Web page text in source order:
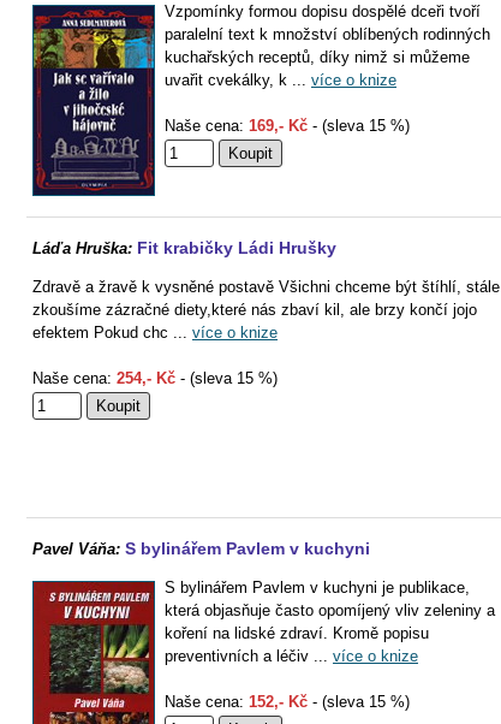
Vzpomínky formou dopisu dospělé dceři tvoří
paralelní text k množství oblíbených rodinných
kuchařských receptů, díky nimž si můžeme
uvařit cvekálky, k ... více o knize
Naše cena: 169,- Kč - (sleva 15 %)
Láďa Hruška: Fit krabičky Ládi Hrušky
Zdravě a žravě k vysněné postavě Všichni chceme být štíhlí, stále
zkoušíme zázračné diety,které nás zbaví kil, ale brzy končí jojo
efektem Pokud chc ... více o knize
Naše cena: 254,- Kč - (sleva 15 %)
Pavel Váňa: S bylinářem Pavlem v kuchyni
S bylinářem Pavlem v kuchyni je publikace,
která objasňuje často opomíjený vliv zeleniny a
koření na lidské zdraví. Kromě popisu
preventivních a léčiv ... více o knize
Naše cena: 152,- Kč - (sleva 15 %)